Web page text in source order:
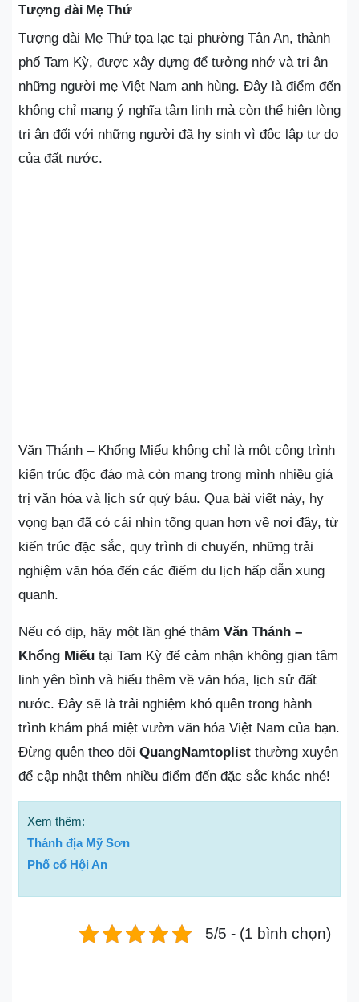
Tượng đài Mẹ Thứ
Tượng đài Mẹ Thứ tọa lạc tại phường Tân An, thành
phố Tam Kỳ, được xây dựng để tưởng nhớ và tri ân
những người mẹ Việt Nam anh hùng. Đây là điểm đến
không chỉ mang ý nghĩa tâm linh mà còn thể hiện lòng
tri ân đối với những người đã hy sinh vì độc lập tự do
của đất nước.
Văn Thánh – Khổng Miếu không chỉ là một công trình
kiến trúc độc đáo mà còn mang trong mình nhiều giá
trị văn hóa và lịch sử quý báu. Qua bài viết này, hy
vọng bạn đã có cái nhìn tổng quan hơn về nơi đây, từ
kiến trúc đặc sắc, quy trình di chuyển, những trải
nghiệm văn hóa đến các điểm du lịch hấp dẫn xung
quanh.
Nếu có dịp, hãy một lần ghé thăm Văn Thánh –
Khổng Miếu tại Tam Kỳ để cảm nhận không gian tâm
linh yên bình và hiểu thêm về văn hóa, lịch sử đất
nước. Đây sẽ là trải nghiệm khó quên trong hành
trình khám phá miệt vườn văn hóa Việt Nam của bạn.
Đừng quên theo dõi QuangNamtoplist thường xuyên
để cập nhật thêm nhiều điểm đến đặc sắc khác nhé!
Xem thêm:
Thánh địa Mỹ Sơn
Phố cổ Hội An
5/5 - (1 bình chọn)